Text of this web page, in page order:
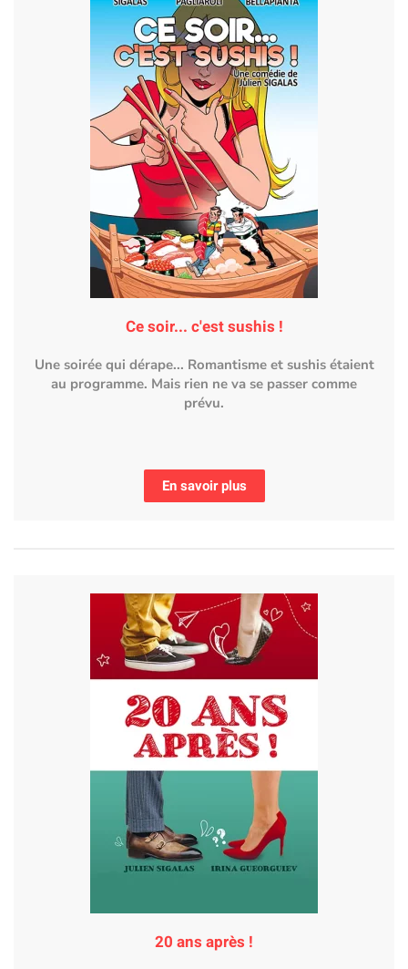
Ce soir... c'est sushis !
Une soirée qui dérape... Romantisme et sushis étaient
au programme. Mais rien ne va se passer comme
prévu.
En savoir plus
20 ans après !